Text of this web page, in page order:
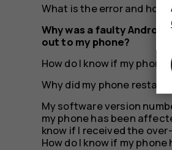
What is the error and how
Why was a faulty
out to my phone?
How do I know if my
Why did my phone restart
My software version
my phone has been
know if I received the
How do I know if my